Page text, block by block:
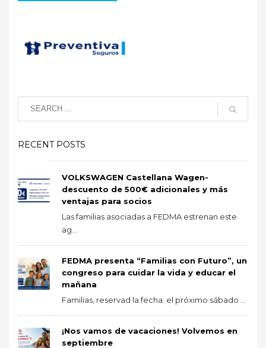
RECENT POSTS
VOLKSWAGEN Castellana Wagen-
descuento de 500€ adicionales y más
ventajas para socios
Las familias asociadas a FEDMA estrenan este
ag...
FEDMA presenta “Familias con Futuro”, un
congreso para cuidar la vida y educar el
mañana
Familias, reservad la fecha: el próximo sábado ...
¡Nos vamos de vacaciones! Volvemos en
septiembre